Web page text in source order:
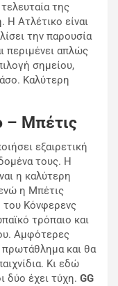
της
Ατλέτικο είναι
την παρουσία
περιμένει απλώς
σημείου,
Καλύτερη
– Μπέτις
εξαιρετική
τους. Η
η καλύτερη
η Μπέτις
του Κόνφερενς
τρόπαιο και
Αμφότερες
και θα
Κι εδώ
δύο έχει τύχη. GG